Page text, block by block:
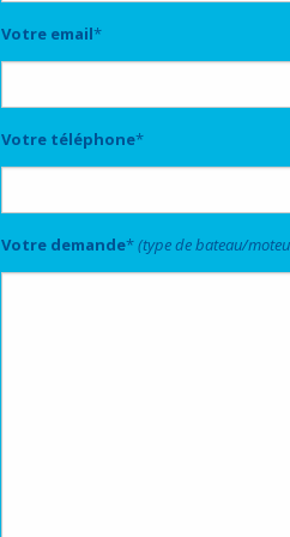
Votre email*
Votre téléphone*
Votre demande*(type de bateau/